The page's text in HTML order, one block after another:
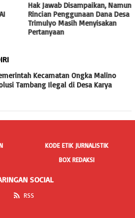
Hak Jawab Disampaikan, Namun
Rincian Penggunaan Dana Desa
Trimulyo Masih Menyisakan
Pertanyaan
Kecamatan Ongka Malino
Tambang Ilegal di Desa Karya
KODE ETIK JURNALISTIK
BOX REDAKSI
SOCIAL
RSS